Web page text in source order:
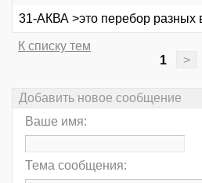
31-АКВА >это перебор разных
К списку тем
1
>
Добавить новое сообщение
Ваше имя:
Тема сообщения: